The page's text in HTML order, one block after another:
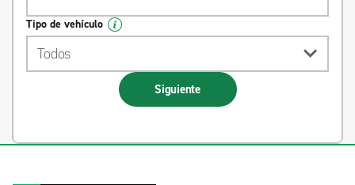
Tipo de vehículo
Todos
Siguiente